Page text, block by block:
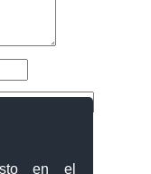
en el